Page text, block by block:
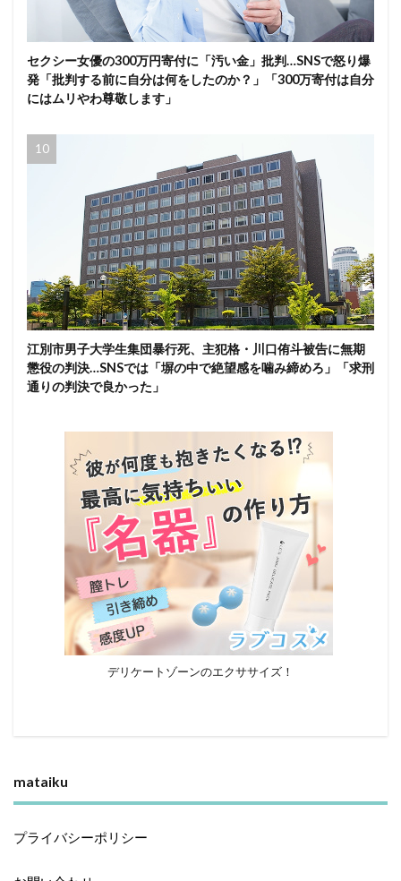
セクシー女優の300万円寄付に「汚い金」批判…SNSで怒り爆
発「批判する前に自分は何をしたのか？」「300万寄付は自分
にはムリやわ尊敬します」
江別市男子大学生集団暴行死、主犯格・川口侑斗被告に無期
懲役の判決…SNSでは「塀の中で絶望感を噛み締めろ」「求刑
通りの判決で良かった」
デリケートゾーンのエクササイズ！
mataiku
プライバシーポリシー